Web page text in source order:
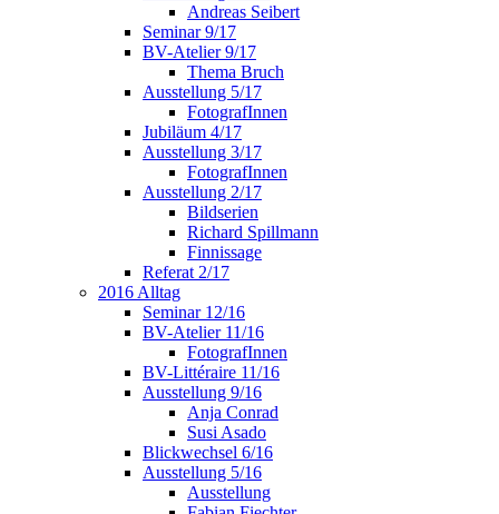
Andreas Seibert
Seminar 9/17
BV-Atelier 9/17
Thema Bruch
Ausstellung 5/17
FotografInnen
Jubiläum 4/17
Ausstellung 3/17
FotografInnen
Ausstellung 2/17
Bildserien
Richard Spillmann
Finnissage
Referat 2/17
2016 Alltag
Seminar 12/16
BV-Atelier 11/16
FotografInnen
BV-Littéraire 11/16
Ausstellung 9/16
Anja Conrad
Susi Asado
Blickwechsel 6/16
Ausstellung 5/16
Ausstellung